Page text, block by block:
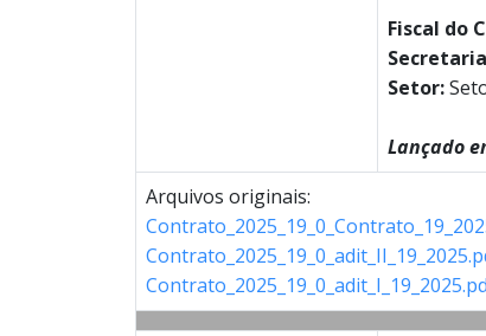
Fiscal do
Setor:
Lançado
Arquivos originais: